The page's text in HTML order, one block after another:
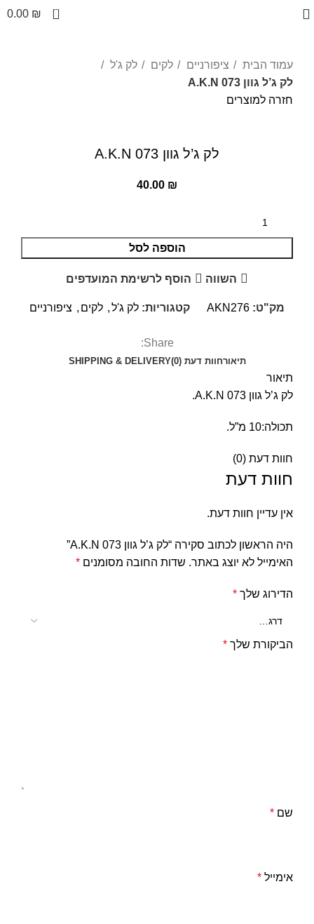
0
0.00 ₪
עמוד הבית ציפורניים לקים
לק ג'ל
לק ג’ל גוון 073 A.K.N
חזרה למוצרים
לק ג’ל גוון 073 A.K.N
40.00 ₪
הוספה לסל
השווה הוסף לרשימת המועדפים
מק"ט: AKN276 קטגוריות: לק ג'ל, לקים , ציפורניים
Share:
תיאורחוות דעת (0) SHIPPING & DELIVERY
תיאור
לק ג’ל גוון 073 A.K.N.
תכולה:10 מ”ל.
חוות דעת (0)
חוות דעת
אין עדיין חוות דעת.
היה הראשון לכתוב סקירה “לק ג’ל גוון 073 A.K.N”
האימייל לא יוצג באתר. שדות החובה מסומנים *
הדירוג שלך *
הביקורת שלך *
שם *
אימייל *